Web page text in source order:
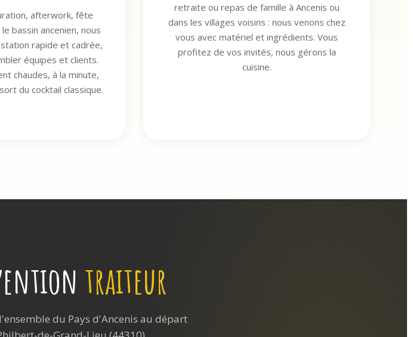
afterwork, fête
bassin ancenien, nous
rapide et cadrée,
équipes et clients.
chaudes, à la minute,
du cocktail classique.
retraite ou repas de famille à Ancenis ou
dans les villages voisins : nous venons chez
vous avec matériel et ingrédients. Vous
profitez de vos invités, nous gérons la
cuisine.
traiteur
du Pays d'Ancenis au départ